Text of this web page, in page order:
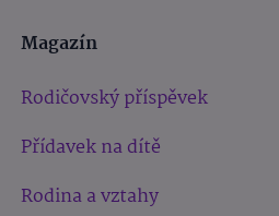
Magazín
Rodičovský příspěvek
Přídavek na dítě
Rodina a vztahy